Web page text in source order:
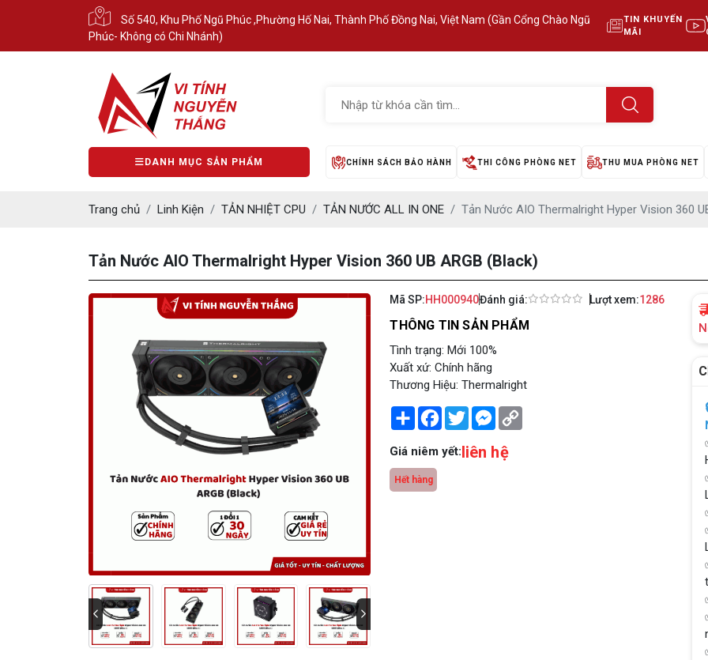
Số 540, Khu Phố Ngũ Phúc ,Phường Hố Nai, Thành Phố Đồng Nai, Việt Nam (Gần Cổng Chào Ngũ
Phúc- Không có Chi Nhánh)
TIN KHUYẾN
MÃI
DANH MỤC SẢN PHẨM CHÍNH SÁCH BẢO HÀNH THI CÔNG PHÒNG NET THU MUA PHÒNG NET
Trang chủ Linh Kiện TẢN NHIỆT CPU TẢN NƯỚC ALL IN ONE Tản Nước AIO Thermalright Hyper Vision 360
Tản Nước AIO Thermalright Hyper Vision 360 UB ARGB (Black)
Mã SP:HH000940Đánh giá: Lượt xem:1286
THÔNG TIN SẢN PHẨM
Tình trạng: Mới 100%
Xuất xứ: Chính hãng
Thương Hiệu: Thermalright
ShareFacebook
TwitterMessenger
Giá niêm yết:liên hệ
Hết hàng